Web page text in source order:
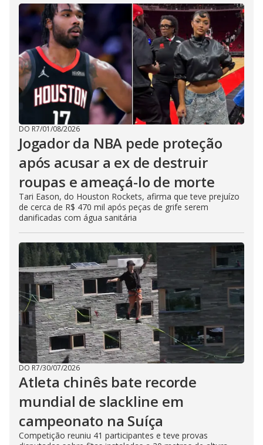
DO R7/01/08/2026
Jogador da NBA pede proteção
após acusar a ex de destruir
roupas e ameaçá-lo de morte
Tari Eason, do Houston Rockets, afirma que teve prejuízo
de cerca de R$ 470 mil após peças de grife serem
danificadas com água sanitária
DO R7/30/07/2026
Atleta chinês bate recorde
mundial de slackline em
campeonato na Suíça
Competição reuniu 41 participantes e teve provas